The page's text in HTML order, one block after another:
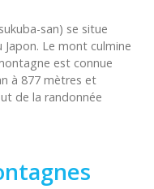
san) se situe
Le mont culmine
est connue
à 877 mètres et
de la randonnée